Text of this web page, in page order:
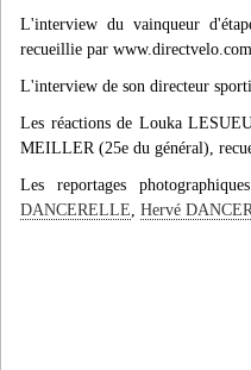
L'interview du vainqueur
recueillie par
L'interview de son directeur
Les réactions de Louka
MEILLER (25e du général),
Les reportages
DANCERELLE, Hervé